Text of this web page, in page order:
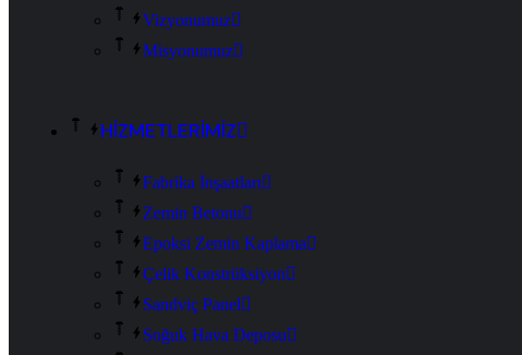
Vizyonumuz
Misyonumuz
HİZMETLERİMİZ
Fabrika İnşaatları
Zemin Betonu
Epoksi Zemin Kaplama
Çelik Konstrüksiyon
Sandviç Panel
Soğuk Hava Deposu